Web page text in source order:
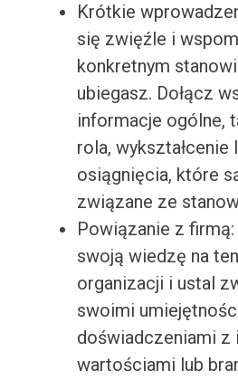
Krótkie
się zwięźle i
konkretnym
ubiegasz. Dołącz
informacje ogólne,
rola, wykształcenie
osiągnięcia, które
związane ze
Powiązanie z
swoją wiedzę na
organizacji i ustal
swoimi
doświadczeniami z
wartościami lub